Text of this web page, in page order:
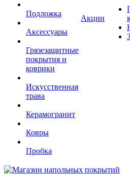
Подложка
Аксессуары
Грязезащитные
покрытия и
коврики
Искусственная
трава
Керамогранит
Ковры
Пробка
Акции